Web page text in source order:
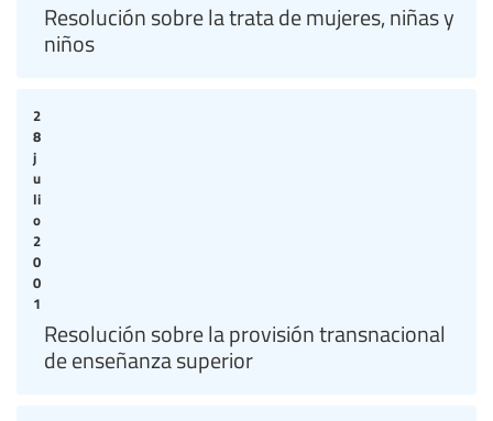
Resolución sobre la trata de mujeres, niñas y
niños
2
8
j
u
li
o
2
0
0
1
Resolución sobre la provisión transnacional
de enseñanza superior